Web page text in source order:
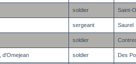
soldier Saint-
sergeant Saurel
soldier
d'Omejean soldier Des